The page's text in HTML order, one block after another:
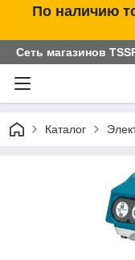
По наличию
Сеть магазинов
Каталог